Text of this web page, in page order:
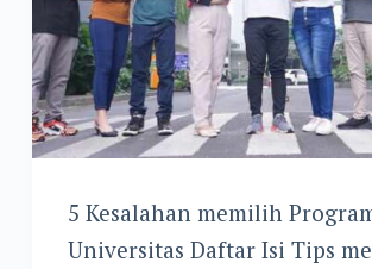
5 Kesalahan memilih
Universitas Daftar Isi Tips